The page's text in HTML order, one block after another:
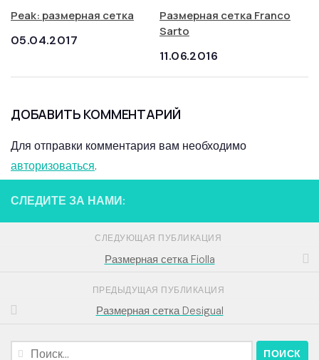
Peak: размерная сетка
05.04.2017
Размерная сетка Franco
Sarto
11.06.2016
ДОБАВИТЬ КОММЕНТАРИЙ
Для отправки комментария вам необходимо
авторизоваться.
СЛЕДИТЕ ЗА НАМИ:
СЛЕДУЮЩАЯ ПУБЛИКАЦИЯ
Размерная сетка Fiolla
ПРЕДЫДУЩАЯ ПУБЛИКАЦИЯ
Размерная сетка Desigual
Найти: